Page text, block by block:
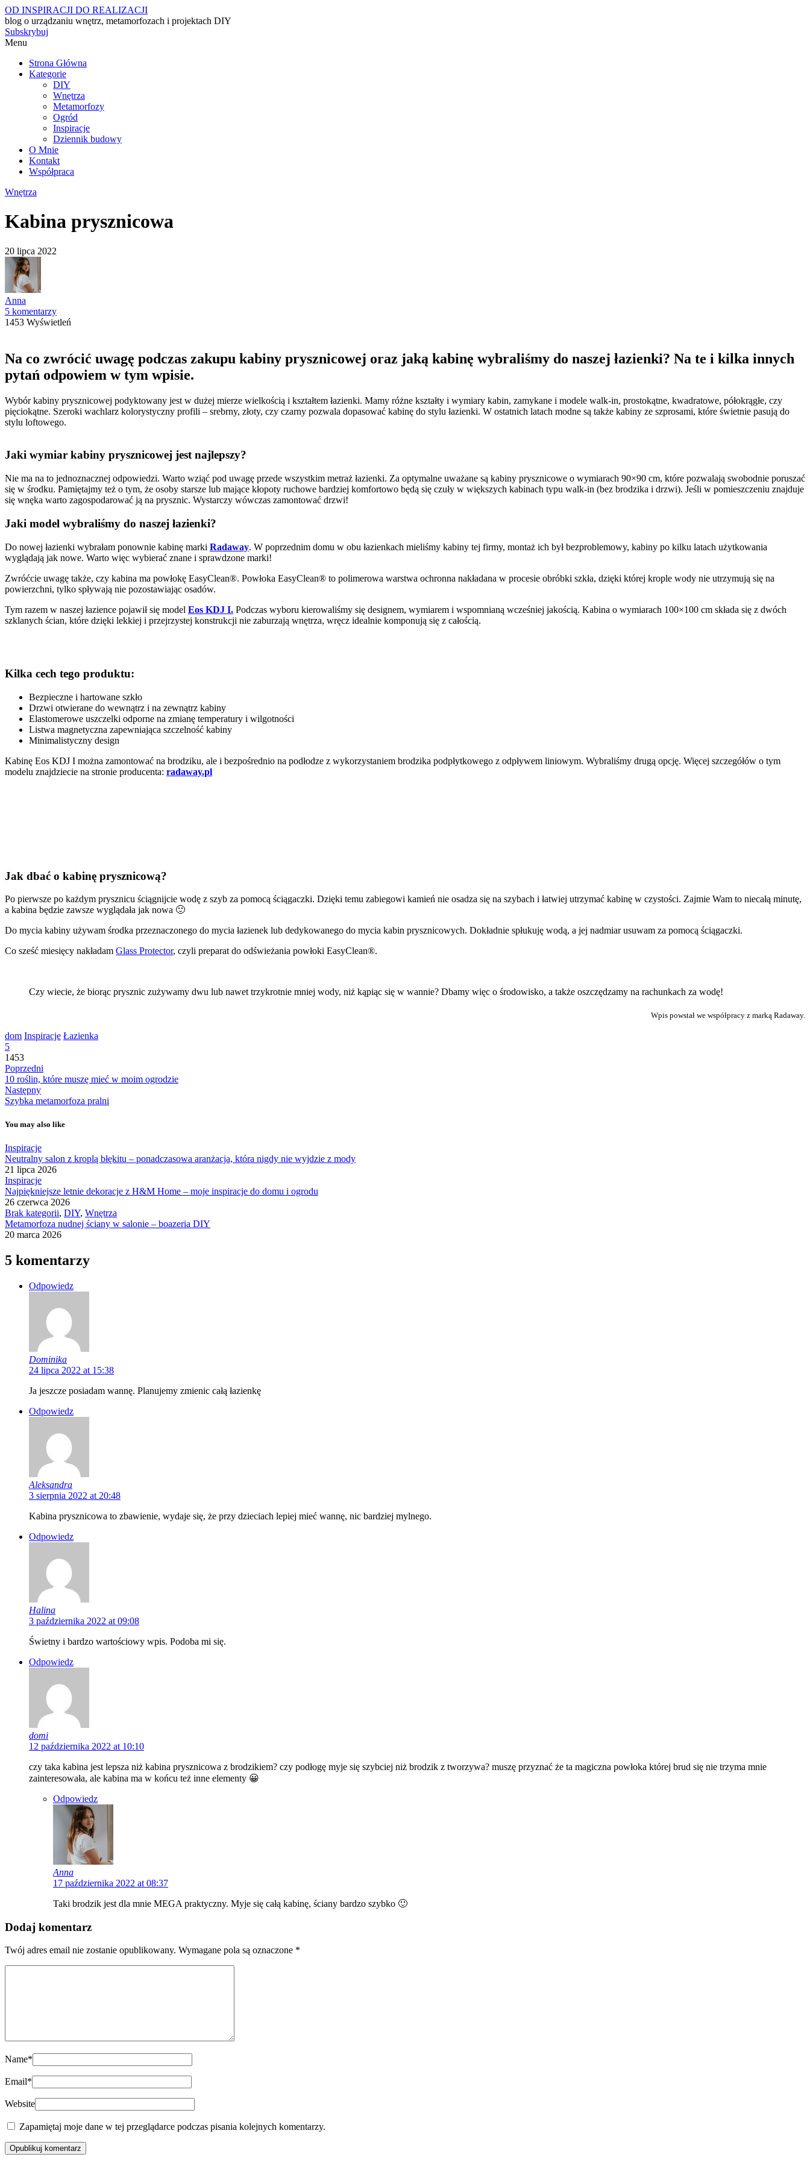
OD INSPIRACJI DO REALIZACJI
blog o urządzaniu wnętrz, metamorfozach i projektach DIY
Subskrybuj
Menu
Strona Główna
Kategorie
DIY
Wnętrza
Metamorfozy
Ogród
Inspiracje
Dziennik budowy
O Mnie
Kontakt
Współpraca
Wnętrza
Kabina prysznicowa
20 lipca 2022
Anna
5 komentarzy
1453 Wyświetleń
Na co zwrócić uwagę podczas zakupu kabiny prysznicowej oraz jaką kabinę wybraliśmy do naszej łazienki? Na te i kilka innych
pytań odpowiem w tym wpisie.
Wybór kabiny prysznicowej podyktowany jest w dużej mierze wielkością i kształtem łazienki. Mamy różne kształty i wymiary kabin, zamykane i modele walk-in, prostokątne, kwadratowe, półokrągłe, czy
pięciokątne. Szeroki wachlarz kolorystyczny profili – srebrny, złoty, czy czarny pozwala dopasować kabinę do stylu łazienki. W ostatnich latach modne są także kabiny ze szprosami, które świetnie pasują do
stylu loftowego.
Jaki wymiar kabiny prysznicowej jest najlepszy?
Nie ma na to jednoznacznej odpowiedzi. Warto wziąć pod uwagę przede wszystkim metraż łazienki. Za optymalne uważane są kabiny prysznicowe o wymiarach 90×90 cm, które pozwalają swobodnie poruszać
się w środku. Pamiętajmy też o tym, że osoby starsze lub mające kłopoty ruchowe bardziej komfortowo będą się czuły w większych kabinach typu walk-in (bez brodzika i drzwi). Jeśli w pomieszczeniu znajduje
się wnęka warto zagospodarować ją na prysznic. Wystarczy wówczas zamontować drzwi!
Jaki model wybraliśmy do naszej łazienki?
Do nowej łazienki wybrałam ponownie kabinę marki Radaway. W poprzednim domu w obu łazienkach mieliśmy kabiny tej firmy, montaż ich był bezproblemowy, kabiny po kilku latach użytkowania
wyglądają jak nowe. Warto więc wybierać znane i sprawdzone marki!
Zwróćcie uwagę także, czy kabina ma powłokę EasyClean®. Powłoka EasyClean® to polimerowa warstwa ochronna nakładana w procesie obróbki szkła, dzięki której krople wody nie utrzymują się na
powierzchni, tylko spływają nie pozostawiając osadów.
Tym razem w naszej łazience pojawił się model Eos KDJ I. Podczas wyboru kierowaliśmy się designem, wymiarem i wspomnianą wcześniej jakością. Kabina o wymiarach 100×100 cm składa się z dwóch
szklanych ścian, które dzięki lekkiej i przejrzystej konstrukcji nie zaburzają wnętrza, wręcz idealnie komponują się z całością.
Kilka cech tego produktu:
Bezpieczne i hartowane szkło
Drzwi otwierane do wewnątrz i na zewnątrz kabiny
Elastomerowe uszczelki odporne na zmianę temperatury i wilgotności
Listwa magnetyczna zapewniająca szczelność kabiny
Minimalistyczny design
Kabinę Eos KDJ I można zamontować na brodziku, ale i bezpośrednio na podłodze z wykorzystaniem brodzika podpłytkowego z odpływem liniowym. Wybraliśmy drugą opcję. Więcej szczegółów o tym
modelu znajdziecie na stronie producenta: radaway.pl
Jak dbać o kabinę prysznicową?
Po pierwsze po każdym prysznicu ściągnijcie wodę z szyb za pomocą ściągaczki. Dzięki temu zabiegowi kamień nie osadza się na szybach i łatwiej utrzymać kabinę w czystości. Zajmie Wam to niecałą minutę,
a kabina będzie zawsze wyglądała jak nowa 🙂
Do mycia kabiny używam środka przeznaczonego do mycia łazienek lub dedykowanego do mycia kabin prysznicowych. Dokładnie spłukuję wodą, a jej nadmiar usuwam za pomocą ściągaczki.
Co sześć miesięcy nakładam Glass Protector, czyli preparat do odświeżania powłoki EasyClean®.
Czy wiecie, że biorąc prysznic zużywamy dwu lub nawet trzykrotnie mniej wody, niż kąpiąc się w wannie? Dbamy więc o środowisko, a także oszczędzamy na rachunkach za wodę!
Wpis powstał we współpracy z marką Radaway.
dom Inspiracje Łazienka
5
1453
Poprzedni
10 roślin, które muszę mieć w moim ogrodzie
Następny
Szybka metamorfoza pralni
You may also like
Inspiracje
Neutralny salon z kroplą błękitu – ponadczasowa aranżacja, która nigdy nie wyjdzie z mody
21 lipca 2026
Inspiracje
Najpiękniejsze letnie dekoracje z H&M Home – moje inspiracje do domu i ogrodu
26 czerwca 2026
Brak kategorii, DIY, Wnętrza
Metamorfoza nudnej ściany w salonie – boazeria DIY
20 marca 2026
5 komentarzy
Odpowiedz
Dominika
24 lipca 2022 at 15:38
Ja jeszcze posiadam wannę. Planujemy zmienic całą łazienkę
Odpowiedz
Aleksandra
3 sierpnia 2022 at 20:48
Kabina prysznicowa to zbawienie, wydaje się, że przy dzieciach lepiej mieć wannę, nic bardziej mylnego.
Odpowiedz
Halina
3 października 2022 at 09:08
Świetny i bardzo wartościowy wpis. Podoba mi się.
Odpowiedz
domi
12 października 2022 at 10:10
czy taka kabina jest lepsza niż kabina prysznicowa z brodzikiem? czy podłogę myje się szybciej niż brodzik z tworzywa? muszę przyznać że ta magiczna powłoka której brud się nie trzyma mnie
zainteresowała, ale kabina ma w końcu też inne elementy 😀
Odpowiedz
Anna
17 października 2022 at 08:37
Taki brodzik jest dla mnie MEGA praktyczny. Myje się całą kabinę, ściany bardzo szybko 🙂
Dodaj komentarz
Twój adres email nie zostanie opublikowany. Wymagane pola są oznaczone *
Name*
Email*
Website
Zapamiętaj moje dane w tej przeglądarce podczas pisania kolejnych komentarzy.